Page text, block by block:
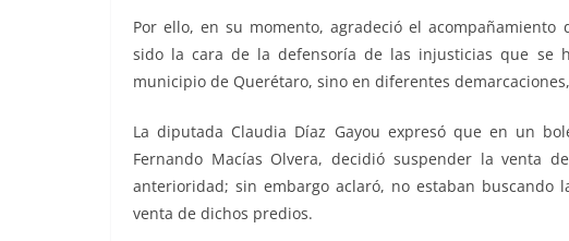
Por ello, en su momento, agradeció el
sido la cara de la defensoría de las injusticias que se
municipio de Querétaro, sino en diferentes
La diputada Claudia Díaz Gayou expresó que en un
Fernando Macías Olvera, decidió suspender la venta
anterioridad; sin embargo aclaró, no estaban buscando
venta de dichos predios.